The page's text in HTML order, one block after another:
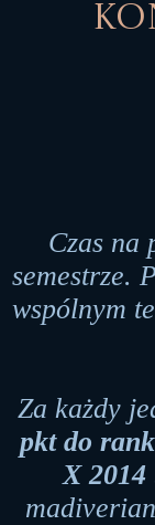
Czas na
semestrze.
wspólnym
Za każdy
pkt do
X2014